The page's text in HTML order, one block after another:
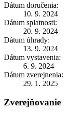
Dátum doručenia:
10. 9. 2024
Dátum splatnosti:
20. 9. 2024
Dátum úhrady:
13. 9. 2024
Dátum vystavenia:
6. 9. 2024
Dátum zverejnenia:
29. 1. 2025
Zverejňovanie